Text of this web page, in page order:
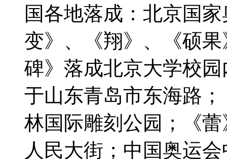
国各地落成：北京国
变》、《翔》、《硕
碑》落成北京大学校
于山东青岛市东海路
林国际雕刻公园；《
人民大街；中国奥运